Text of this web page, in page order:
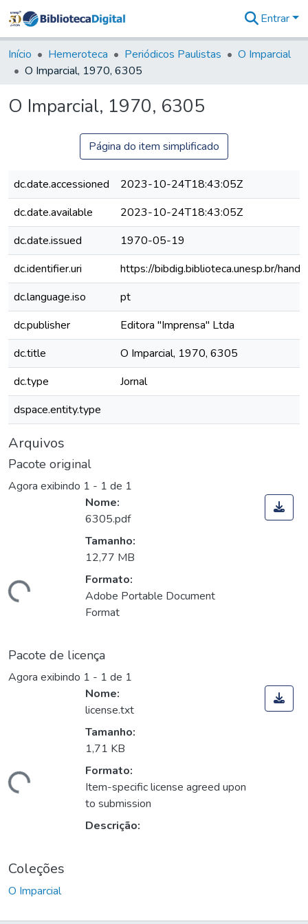
&
Coleções
Tudo na
Digital
Entrar
Início Hemeroteca Periódicos Paulistas
O Imparcial
O Imparcial, 1970, 6305
O Imparcial, 1970, 6305
Página do item simplificado
dc.date.accessioned
2023-10-24T18:43:05Z
dc.date.available
2023-10-24T18:43:05Z
dc.date.issued
1970-05-19
dc.identifier.uri
https://bibdig.biblioteca.unesp.br/
dc.language.iso
pt
dc.publisher
Editora "Imprensa" Ltda
dc.title
O Imparcial, 1970, 6305
dc.type
Jornal
dspace.entity.type
Arquivos
Pacote original
Agora exibindo 1 - 1 de 1
Nome:
6305.pdf
Tamanho:
12,77 MB
Formato:
Adobe Portable Document
Format
Pacote de licença
Agora exibindo 1 - 1 de 1
Nome:
license.txt
Tamanho:
1,71 KB
Formato:
Item-specific license agreed upon
to submission
Descrição:
Coleções
O Imparcial